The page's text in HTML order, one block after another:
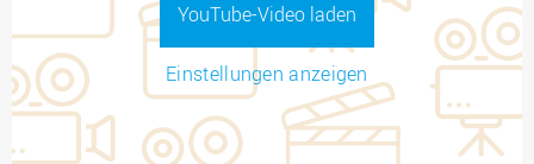
YouTube-Video laden
Einstellungen anzeigen